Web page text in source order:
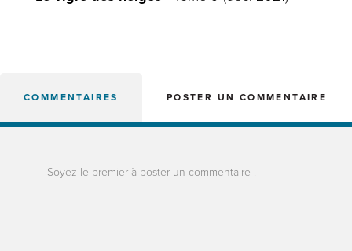
COMMENTAIRES POSTER UN COMMENTAIRE
Soyez le premier à poster un commentaire !